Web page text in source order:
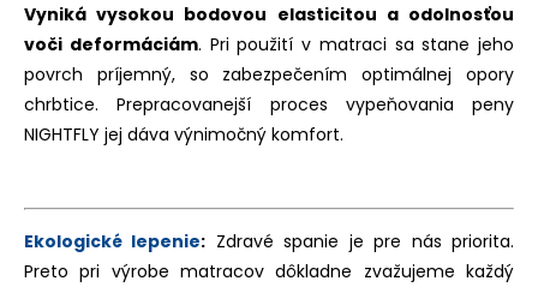
Vyniká vysokou bodovou elasticitou a odolnosťou
voči deformáciám. Pri použití v matraci sa stane jeho
povrch príjemný, so zabezpečením optimálnej opory
chrbtice. Prepracovanejší proces vypeňovania peny
NIGHTFLY jej dáva výnimočný komfort.
Ekologické lepenie: Zdravé spanie je pre nás priorita.
Preto pri výrobe matracov dôkladne zvažujeme každý